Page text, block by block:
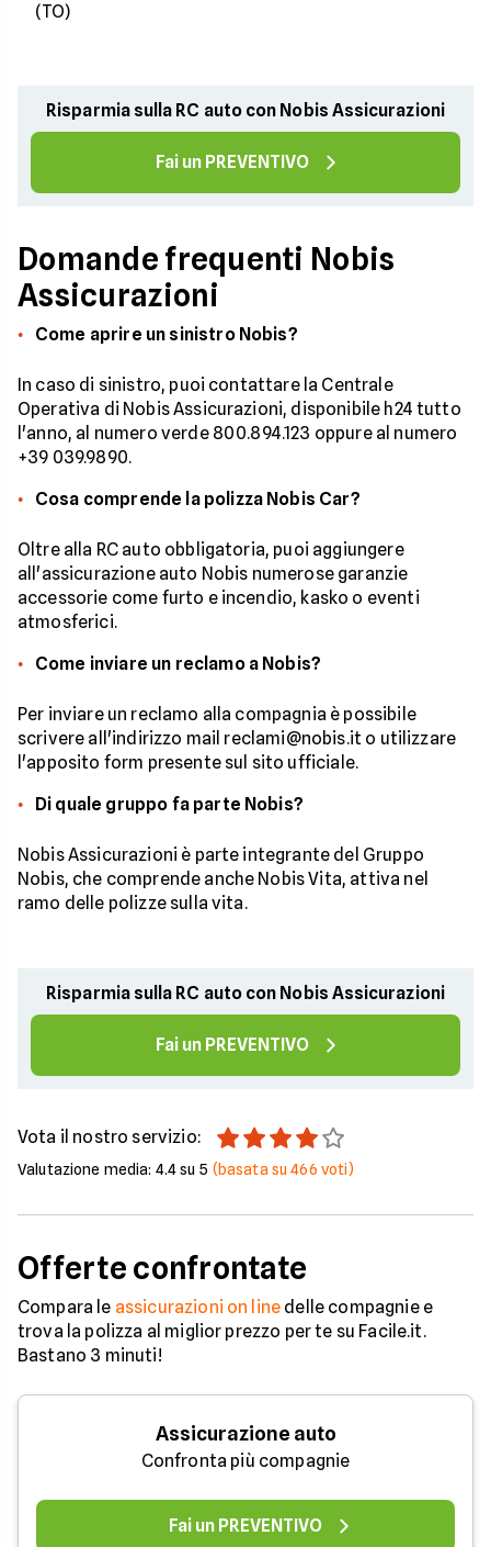
(TO)
Risparmia sulla RC auto con Nobis Assicurazioni
Fai un PREVENTIVO
Domande frequenti Nobis
Assicurazioni
Come aprire un sinistro Nobis?
In caso di sinistro, puoi contattare la Centrale
Operativa di Nobis Assicurazioni, disponibile h24 tutto
l'anno, al numero verde 800.894.123 oppure al numero
+39 039.9890.
Cosa comprende la polizza Nobis Car?
Oltre alla RC auto obbligatoria, puoi aggiungere
all'assicurazione auto Nobis numerose garanzie
accessorie come furto e incendio, kasko o eventi
atmosferici.
Come inviare un reclamo a Nobis?
Per inviare un reclamo alla compagnia è possibile
scrivere all'indirizzo mail reclami@nobis.it o utilizzare
l'apposito form presente sul sito ufficiale.
Di quale gruppo fa parte Nobis?
Nobis Assicurazioni è parte integrante del Gruppo
Nobis, che comprende anche Nobis Vita, attiva nel
ramo delle polizze sulla vita.
Risparmia sulla RC auto con Nobis Assicurazioni
Fai un PREVENTIVO
Vota il nostro servizio:
Valutazione media: 4.4su 5 (basata su466 voti)
Offerte confrontate
Compara le assicurazioni on line delle compagnie e
trova la polizza al miglior prezzo per te su Facile.it.
Bastano 3 minuti!
Assicurazione auto
Confronta più compagnie
Fai un PREVENTIVO